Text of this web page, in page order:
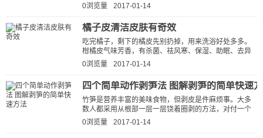
40多种，为家人的健康留下了隐患。...
0浏览量 2017-01-14
橘子皮清洁皮肤有奇效
吃完橘子，剩下的橘皮先别扔掉，用来洗浴好处多多。
柑橘皮气味芳香，有杀菌、祛风寒、保湿、助眠、去异
味的功效，用来洗头泡澡，不但能清除...
0浏览量 2017-01-14
四个简单动作剥笋法 图解剥笋的简单快速
竹笋是营养丰富的美味食物，但剥皮是件麻烦事。大多
数人都采用从根部一层一层饶着圈剥的方法，对付一个
笋就要耗时良久。今天俺要给大...
0浏览量 2017-01-14